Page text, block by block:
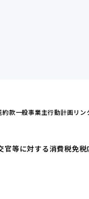
約款一般事業主行動計画リン
官等に対する消費税免